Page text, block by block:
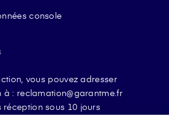
console
vous pouvez adresser
: reclamation@garantme.fr
réception sous 10 jours